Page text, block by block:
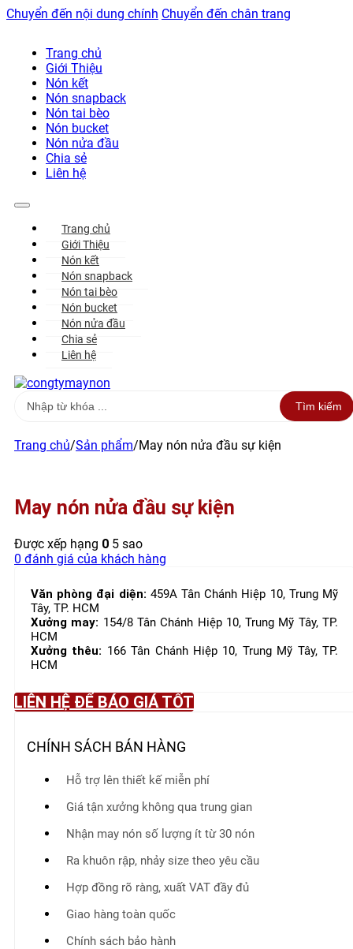
Chuyển đến nội dung chính Chuyển đến chân trang
Trang chủ
Giới Thiệu
Nón kết
Nón snapback
Nón tai bèo
Nón bucket
Nón nửa đầu
Chia sẻ
Liên hệ
Trang chủ
Giới Thiệu
Nón kết
Nón snapback
Nón tai bèo
Nón bucket
Nón nửa đầu
Chia sẻ
Liên hệ
Search
Tìm kiếm
Trang chủ/Sản phẩm/May nón nửa đầu sự kiện
May nón nửa đầu sự kiện
Được xếp hạng 0 5 sao
0 đánh giá của khách hàng
Văn phòng đại diện: 459A Tân Chánh Hiệp 10, Trung Mỹ
Tây, TP. HCM
Xưởng may: 154/8 Tân Chánh Hiệp 10, Trung Mỹ Tây, TP.
HCM
Xưởng thêu: 166 Tân Chánh Hiệp 10, Trung Mỹ Tây, TP.
HCM
LIÊN HỆ ĐỂ BÁO GIÁ TỐT
CHÍNH SÁCH BÁN HÀNG
Hỗ trợ lên thiết kế miễn phí
Giá tận xưởng không qua trung gian
Nhận may nón số lượng ít từ 30 nón
Ra khuôn rập, nhảy size theo yêu cầu
Hợp đồng rõ ràng, xuất VAT đầy đủ
Giao hàng toàn quốc
Chính sách bảo hành